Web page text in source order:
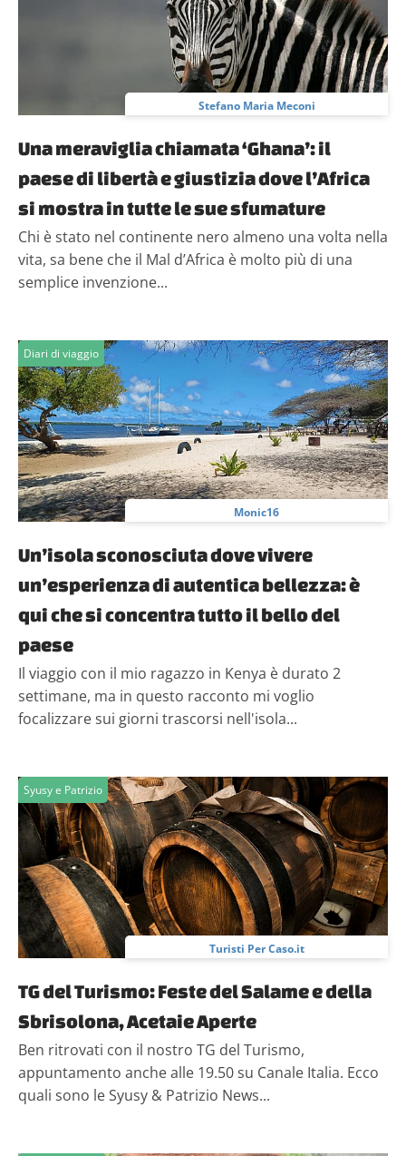
Stefano Maria Meconi
Una meraviglia chiamata ‘Ghana’: il
paese di libertà e giustizia dove l’Africa
si mostra in tutte le sue sfumature
Chi è stato nel continente nero almeno una volta nella
vita, sa bene che il Mal d’Africa è molto più di una
semplice invenzione...
Diari di viaggio
Monic16
Un’isola sconosciuta dove vivere
un’esperienza di autentica bellezza: è
qui che si concentra tutto il bello del
paese
Il viaggio con il mio ragazzo in Kenya è durato 2
settimane, ma in questo racconto mi voglio
focalizzare sui giorni trascorsi nell'isola...
Syusy e Patrizio
Turisti Per Caso.it
TG del Turismo: Feste del Salame e della
Sbrisolona, Acetaie Aperte
Ben ritrovati con il nostro TG del Turismo,
appuntamento anche alle 19.50 su Canale Italia. Ecco
quali sono le Syusy & Patrizio News...